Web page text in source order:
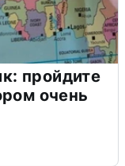
пройдите
очень